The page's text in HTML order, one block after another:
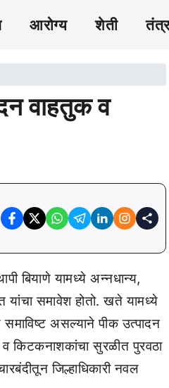
आरोग्य शेती
वाहतुक व
बियाणे यामध्ये अन्नधान्य,
यांचा समावेश होतो. खते यामध्ये
असल्याने पीक उत्पादन
किटकनाशकांचा सुरळीत पुरवठा
जिल्हाधिकारी नवल